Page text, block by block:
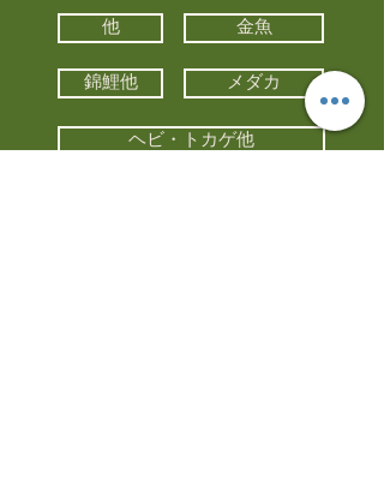
他 金魚
錦鯉他 メダカ
ヘビ・トカゲ他